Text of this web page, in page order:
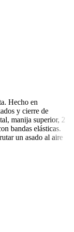
Hecho en
y cierre de
manija superior, 2
bandas elásticas.
un asado al aire